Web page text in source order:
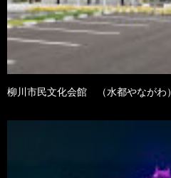
柳川市民文化会館 （水都やながわ）